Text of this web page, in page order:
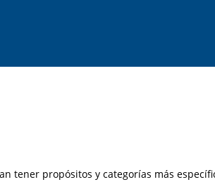
tener propósitos y categorías más